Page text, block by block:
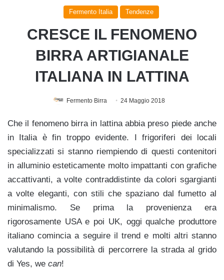
Fermento Italia Tendenze
CRESCE IL FENOMENO
BIRRA ARTIGIANALE
ITALIANA IN LATTINA
Fermento Birra 24 Maggio 2018
Che il fenomeno birra in lattina abbia preso piede anche
in Italia è fin troppo evidente. I frigoriferi dei locali
specializzati si stanno riempiendo di questi contenitori
in alluminio esteticamente molto impattanti con grafiche
accattivanti, a volte contraddistinte da colori sgargianti
a volte eleganti, con stili che spaziano dal fumetto al
minimalismo. Se prima la provenienza era
rigorosamente USA e poi UK, oggi qualche produttore
italiano comincia a seguire il trend e molti altri stanno
valutando la possibilità di percorrere la strada al grido
di Yes, we can!